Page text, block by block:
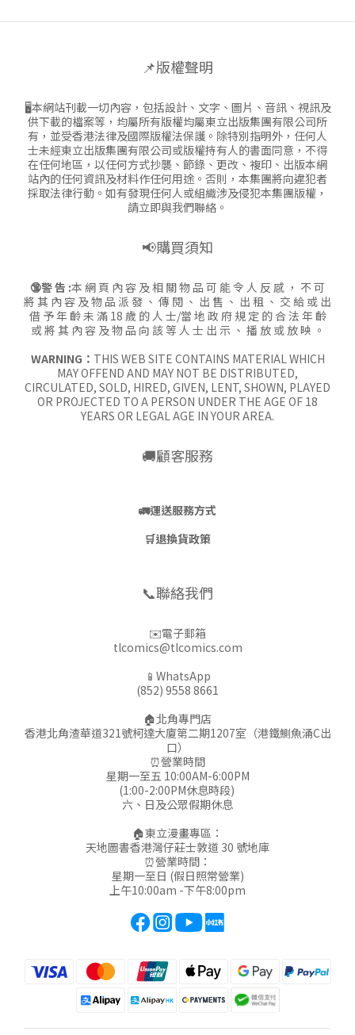
📌版權聲明
🖥本網站刊載一切內容，包括設計、文字、圖片、音訊、視訊及
供下載的檔案等，均屬所有版權均屬東立出版集團有限公司所
有，並受香港法律及國際版權法保護。除特別指明外，任何人
士未經東立出版集團有限公司或版權持有人的書面同意，不得
在任何地區，以任何方式抄襲、節錄、更改、複印、出版本網
站內的任何資訊及材料作任何用途。否則，本集團將向違犯者
採取法律行動。如有發現任何人或組織涉及侵犯本集團版權，
請立即與我們聯絡。
📢購買須知
🔞警 告 :本 網 頁 內 容 及 相 關 物 品 可 能 令 人 反 感 ， 不 可
將 其 內 容 及 物 品 派 發 、 傳 閱 、 出 售 、 出 租 、 交 給 或 出
借 予 年 齡 未 滿 18 歲 的 人 士/當 地 政 府 規 定 的 合 法 年 齡
或 將 其 內 容 及 物 品 向 該 等 人 士 出 示 、 播 放 或 放 映 。
WARNING： THIS WEB SITE CONTAINS MATERIAL WHICH
MAY OFFEND AND MAY NOT BE DISTRIBUTED,
CIRCULATED, SOLD, HIRED, GIVEN, LENT, SHOWN, PLAYED
OR PROJECTED TO A PERSON UNDER THE AGE OF 18
YEARS OR LEGAL AGE IN YOUR AREA.
🚚顧客服務
🚛運送服務方式
🛒退換貨政策
📞聯絡我們
✉️電子郵箱
tlcomics@tlcomics.com
📱WhatsApp
(852) 9558 8661
🏠北角專門店
香港北角渣華道321號柯達大廈第二期1207室（港鐵鰂魚涌C出
口）
⏰營業時間
星期一至五 10:00AM-6:00PM
(1:00-2:00PM休息時段)
六、日及公眾假期休息
🏠東立漫畫專區：
天地圖書香港灣仔莊士敦道 30 號地庫
⏰營業時間：
星期一至日 (假日照常營業)
上午10:00am -下午8:00pm